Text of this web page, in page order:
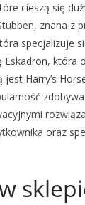
cieszą się
znana z
specjalizuje
która
Harry’s
oraz